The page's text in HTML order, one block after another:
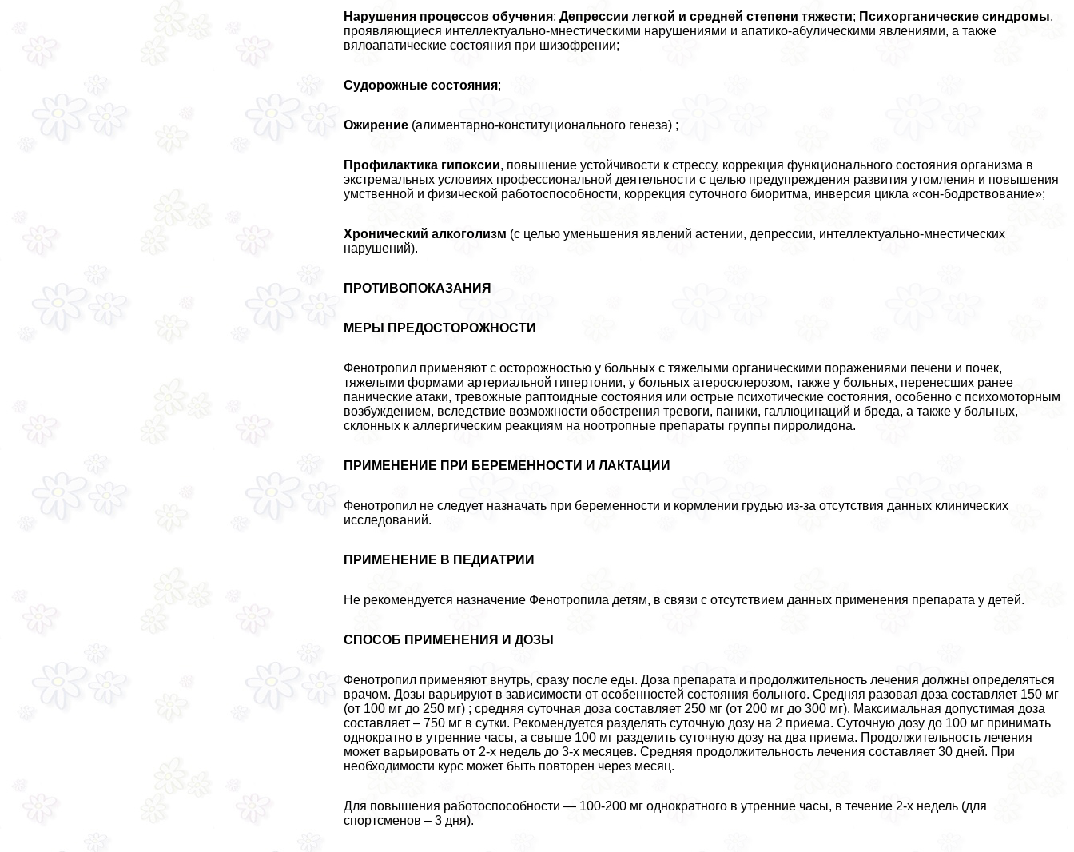
Нарушения процессов обучения;Депрессии легкой и средней степени тяжести; Психорганические синдромы,
проявляющиеся интеллектуально-мнестическими нарушениями и апатико-абулическими явлениями, а также
вялоапатические состояния при шизофрении;
Судорожные состояния;
Ожирение (алиментарно-конституционального генеза) ;
Профилактика гипоксии, повышение устойчивости к стрессу, коррекция функционального состояния организма в
экстремальных условиях профессиональной деятельности с целью предупреждения развития утомления и повышения
умственной и физической работоспособности, коррекция суточного биоритма, инверсия цикла «сон-бодрствование»;
Хронический алкоголизм (с целью уменьшения явлений астении, депрессии, интеллектуально-мнестических
нарушений).
ПРОТИВОПОКАЗАНИЯ
МЕРЫ ПРЕДОСТОРОЖНОСТИ
Фенотропил применяют с осторожностью у больных с тяжелыми органическими поражениями печени и почек,
тяжелыми формами артериальной гипертонии, у больных атеросклерозом, также у больных, перенесших ранее
панические атаки, тревожные раптоидные состояния или острые психотические состояния, особенно с психомоторным
возбуждением, вследствие возможности обострения тревоги, паники, галлюцинаций и бреда, а также у больных,
склонных к аллергическим реакциям на ноотропные препараты группы пирролидона.
ПРИМЕНЕНИЕ ПРИ БЕРЕМЕННОСТИ И ЛАКТАЦИИ
Фенотропил не следует назначать при беременности и кормлении гpyдью из-за отсутствия данных клинических
исследований.
ПРИМЕНЕНИЕ В ПЕДИАТРИИ
Не рекомендуется назначение Фенотропила детям, в связи с отсутствием данных применения препарата у детей.
СПОСОБ ПРИМЕНЕНИЯ И ДОЗЫ
Фенотропил применяют внутрь, сразу после еды. Доза препарата и продолжительность лечения должны определяться
врачом. Дозы варьируют в зависимости от особенностей состояния больного. Средняя разовая доза составляет 150 мг
(от 100 мг до 250 мг) ; средняя суточная доза составляет 250 мг (от 200 мг до 300 мг). Максимальная допустимая доза
составляет – 750 мг в сутки. Рекомендуется разделять суточную дозу на 2 приема. Суточную дозу до 100 мг принимать
однократно в утренние часы, а свыше 100 мг разделить суточную дозу на два приема. Продолжительность лечения
может варьировать от 2-х недель до 3-х месяцев. Средняя продолжительность лечения составляет 30 дней. При
необходимости курс может быть повторен через месяц.
Для повышения работоспособности — 100-200 мг однократного в утренние часы, в течение 2-х недель (для
спортсменов – 3 дня).